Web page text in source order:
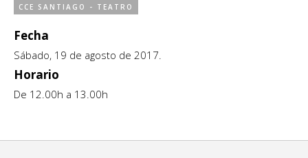
Sitios de interés
Formación
Infantil / Juvenil
CCE SANTIAGO - TEATRO
Fecha
Sábado, 19 de agosto de 2017.
Horario
De 12.00h a 13.00h